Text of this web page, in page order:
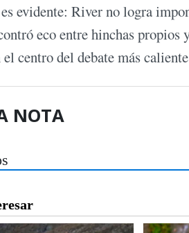
evidente: River no logra
eco entre hinchas
centro del debate más
NOTA